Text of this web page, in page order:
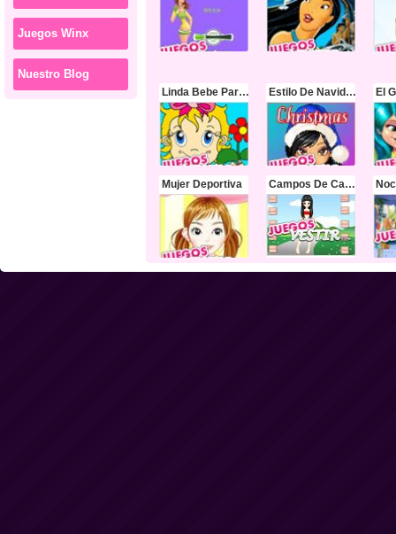
Juegos Winx
Nuestro Blog
Linda Bebe Para Colorear Estilo De Navidad Bratz
Mujer Deportiva Campos De Castilla